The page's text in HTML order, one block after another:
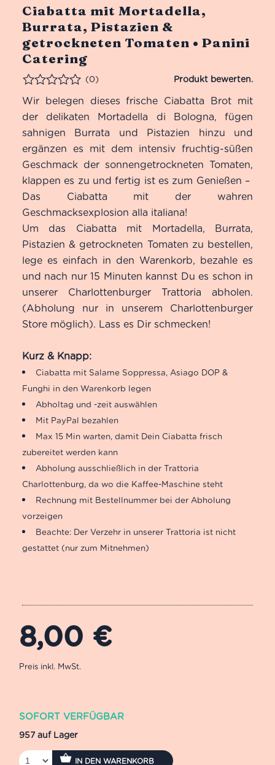
Ciabatta mit Mortadella,
Burrata, Pistazien &
getrockneten Tomaten • Panini
Catering
Bewertet
(0)
Wir belegen dieses frische Ciabatta Brot mit
der delikaten Mortadella di Bologna, fügen
sahnigen Burrata und Pistazien hinzu und
ergänzen es mit dem intensiv fruchtig-süßen
Geschmack der sonnengetrockneten Tomaten,
klappen es zu und fertig ist es zum Genießen –
Das Ciabatta mit der wahren
Geschmacksexplosion alla italiana!
Um das Ciabatta mit Mortadella, Burrata,
Pistazien & getrockneten Tomaten zu bestellen,
lege es einfach in den Warenkorb, bezahle es
und nach nur 15 Minuten kannst Du es schon in
unserer Charlottenburger Trattoria abholen.
(Abholung nur in unserem Charlottenburger
Store möglich). Lass es Dir schmecken!
Kurz & Knapp:
Ciabatta mit Salame Soppressa, Asiago DOP &
Funghi in den Warenkorb legen
Abholtag und -zeit auswählen
Mit PayPal bezahlen
Max 15 Min warten, damit Dein Ciabatta frisch
zubereitet werden kann
Abholung ausschließlich in der Trattoria
Charlottenburg, da wo die Kaffee-Maschine steht
Rechnung mit Bestellnummer bei der Abholung
vorzeigen
Beachte: Der Verzehr in unserer Trattoria ist nicht
gestattet (nur zum Mitnehmen)
8,00 €
SOFORT VERFÜGBAR
957 auf Lager
IN DEN WARENKORB